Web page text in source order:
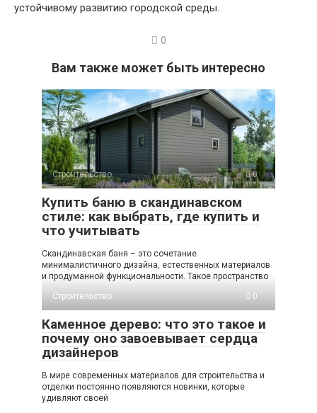
устойчивому развитию городской среды.
0
Вам также может быть интересно
Строительство 0
Купить баню в скандинавском
стиле: как выбрать, где купить и
что учитывать
Скандинавская баня – это сочетание
минималистичного дизайна, естественных материалов
и продуманной функциональности. Такое пространство
Строительство
0
Каменное дерево: что это такое и
почему оно завоевывает сердца
дизайнеров
В мире современных материалов для строительства и
отделки постоянно появляются новинки, которые
удивляют своей